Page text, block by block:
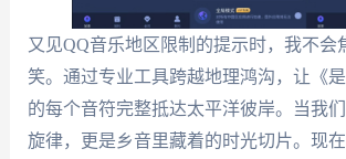
又见QQ音乐地区限制的提示时，我不会
笑。通过专业工具跨越地理鸿沟，让《是
的每个音符完整抵达太平洋彼岸。当我
旋律，更是乡音里藏着的时光切片。现在